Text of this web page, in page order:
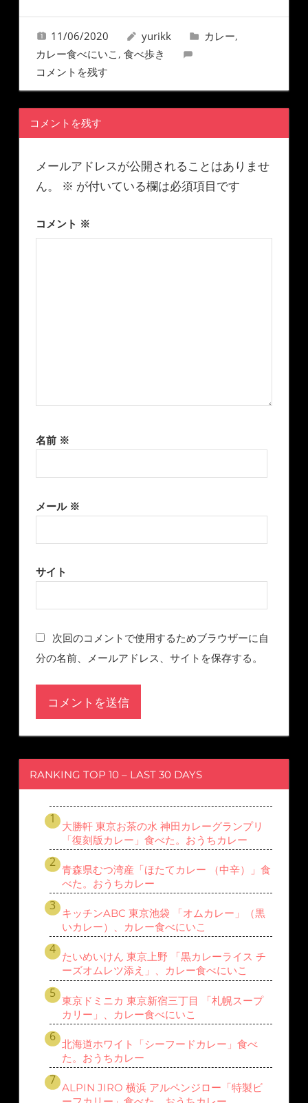
11/06/2020 yurikk カレー,
カレー食べにいこ , 食べ歩き
コメントを残す
コメントを残す
メールアドレスが公開されることはありませ
ん。
※ が付いている欄は必須項目です
コメント ※
名前 ※
メール ※
サイト
次回のコメントで使用するためブラウザーに自
分の名前、メールアドレス、サイトを保存する。
RANKING TOP 10 – LAST 30 DAYS
大勝軒 東京お茶の水 神田カレーグランプリ
「復刻版カレー」食べた。おうちカレー
青森県むつ湾産「ほたてカレー （中辛）」食
べた。おうちカレー
キッチンABC 東京池袋 「オムカレー」（黒
いカレー）、カレー食べにいこ
たいめいけん 東京上野 「黒カレーライス チ
ーズオムレツ添え」、カレー食べにいこ
東京ドミニカ 東京新宿三丁目 「札幌スープ
カリー」、カレー食べにいこ
北海道ホワイト「シーフードカレー」食べ
た。おうちカレー
ALPIN JIRO 横浜 アルペンジロー「特製ビ